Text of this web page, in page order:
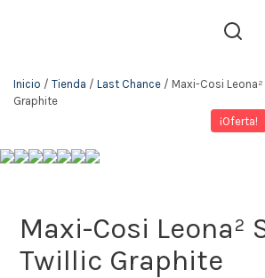
Inicio / Tienda / Last Chance / Maxi-Cosi
Graphite
¡Oferta!
Maxi-Cosi Leona²
Twillic Graphite